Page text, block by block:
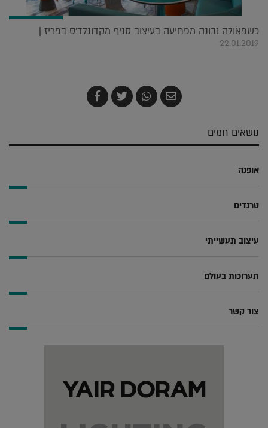
כשפאולה נבונה מפתיעה בעיצוב סניף מקדונלד'ס בפריז |
22.01.2019
שלח
בדואר
שתף
ב-
צייץ
ב-
שתף
ב-
נושאים חמים
אופנה
טרנדים
עיצוב תעשייתי
תערוכות בעולם
צור קשר